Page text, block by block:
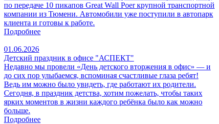
по передаче 10 пикапов Great Wall Poer крупной транспортной
компании из Тюмени. Автомобили уже поступили в автопарк
клиента и готовы к работе.
Подробнее
01.06.2026
Детский праздник в офисе "АСПЕКТ"
Недавно мы провели «День детского вторжения в офис» — и
до сих пор улыбаемся, вспоминая счастливые глаза ребят!
Ведь им можно было увидеть, где работают их родители.
Сегодня, в праздник детства, хотим пожелать, чтобы таких
ярких моментов в жизни каждого ребёнка было как можно
больше.
Подробнее